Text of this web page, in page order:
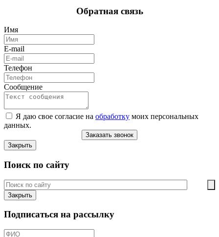
Обратная связь
Имя
E-mail
Телефон
Сообщение
Я даю свое согласие на обработку моих персональных
данных.
Заказать звонок
Закрыть
Поиск по сайту
Закрыть
Подписаться на рассылку